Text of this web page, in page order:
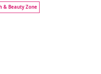
& Beauty Zone